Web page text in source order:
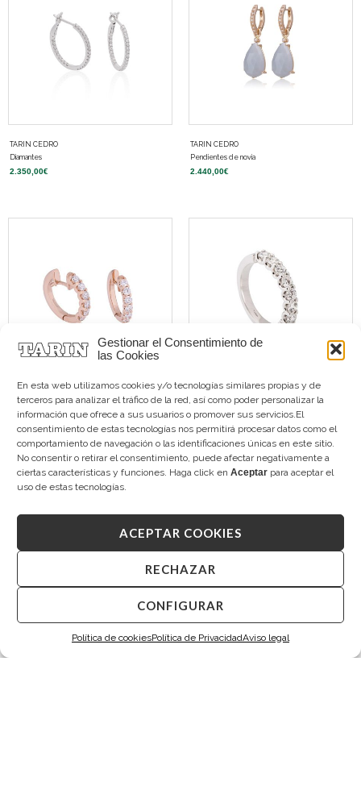
Gestionar el Consentimiento de
las Cookies
En esta web utilizamos cookies y/o tecnologías similares propias y de
terceros para analizar el tráfico de la red, así como poder personalizar la
información que ofrece a sus usuarios o promover sus servicios.El
consentimiento de estas tecnologías nos permitirá procesar datos como el
comportamiento de navegación o las identificaciones únicas en este sitio.
No consentir o retirar el consentimiento, puede afectar negativamente a
ciertas características y funciones. Haga click en Aceptar para aceptar el
uso de estas tecnologías.
ACEPTAR COOKIES
RECHAZAR
CONFIGURAR
Política de cookiesPolítica de PrivacidadAviso legal
TARIN CEDRO
Diamantes
2.350,00€
TARIN CEDRO
Pendientes de novia
2.440,00€
TARIN CEDRO
Pendientes de novia
2.450,00€
TARIN CEDRO
Diamantes
2.495,00€